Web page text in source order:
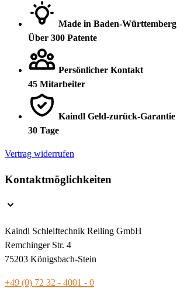
Made in Baden-Württemberg
Über 300 Patente
Persönlicher Kontakt
45 Mitarbeiter
Kaindl Geld-zurück-Garantie
30 Tage
Vertrag widerrufen
Kontaktmöglichkeiten
Kaindl Schleiftechnik Reiling GmbH
Remchinger Str. 4
75203 Königsbach-Stein
+49 (0) 72 32 - 4001 - 0